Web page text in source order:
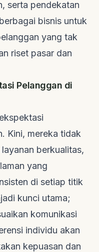
serta pendekatan
bisnis untuk
yang tak
riset pasar dan
Pelanggan di
Kini, mereka tidak
berkualitas,
yang
di setiap titik
kunci utama;
komunikasi
individu akan
kepuasan dan